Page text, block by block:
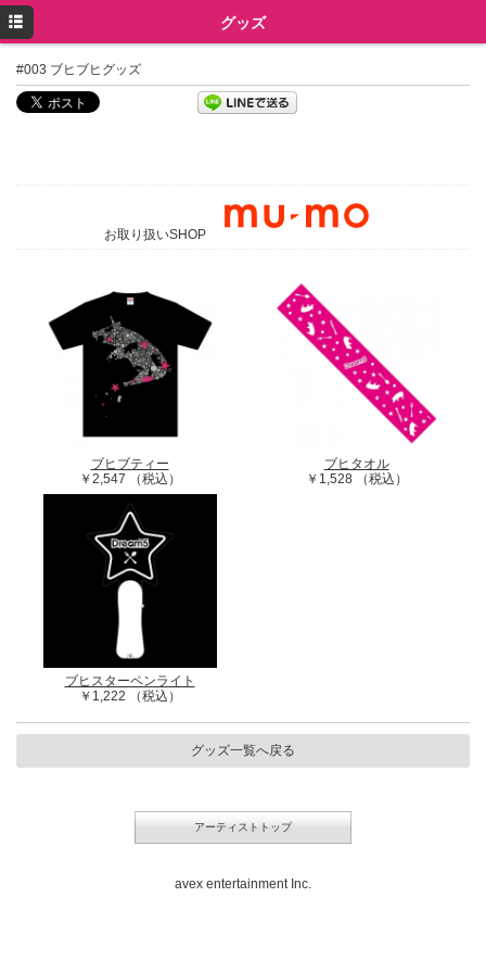
グッズ
#003 ブヒブヒグッズ
お取り扱いSHOP
ブヒブティー
￥2,547 （税込）
ブヒタオル
￥1,528 （税込）
ブヒスターペンライト
￥1,222 （税込）
グッズ一覧へ戻る
アーティストトップ
avex entertainment Inc.
プロフィール
ニュース
イベント
ミュージック
ツイッター
Instagram